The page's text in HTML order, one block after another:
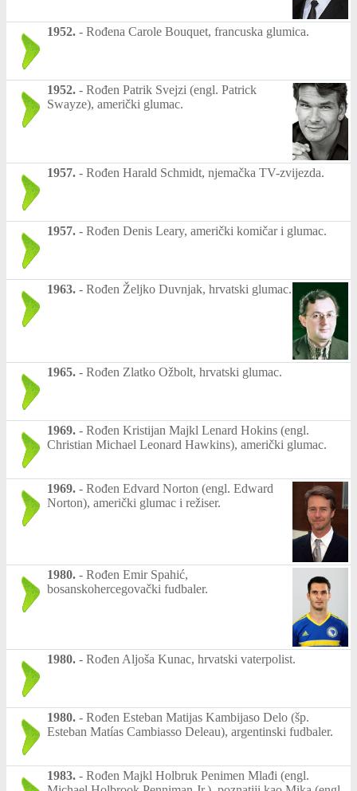
1952. - Rođena Carole Bouquet, francuska glumica.
1952. - Rođen Patrik Svejzi (engl. Patrick
Swayze), američki glumac.
1957. - Rođen Harald Schmidt, njemačka TV-zvijezda.
1957. - Rođen Denis Leary, američki komičar i glumac.
1963. - Rođen Željko Duvnjak, hrvatski glumac.
1965. - Rođen Zlatko Ožbolt, hrvatski glumac.
1969. - Rođen Kristijan Majkl Lenard Hokins (engl.
Christian Michael Leonard Hawkins), američki glumac.
1969. - Rođen Edvard Norton (engl. Edward
Norton), američki glumac i režiser.
1980. - Rođen Emir Spahić,
bosanskohercegovački fudbaler.
1980. - Rođen Aljoša Kunac, hrvatski vaterpolist.
1980. - Rođen Esteban Matijas Kambijaso Delo (šp.
Esteban Matías Cambiasso Deleau), argentinski fudbaler.
1983. - Rođen Majkl Holbruk Penimen Mlađi (engl.